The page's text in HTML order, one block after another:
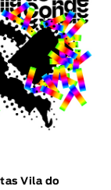
Vila do